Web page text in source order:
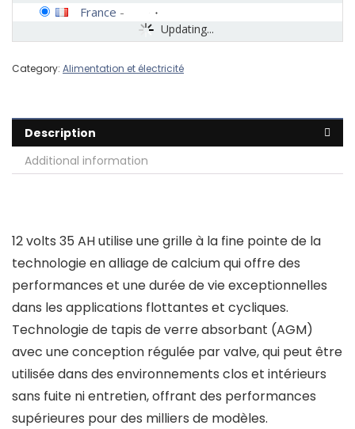
Updating...
France -
Category: Alimentation et électricité
Description
Additional information
12 volts 35 AH utilise une grille à la fine pointe de la
technologie en alliage de calcium qui offre des
performances et une durée de vie exceptionnelles
dans les applications flottantes et cycliques.
Technologie de tapis de verre absorbant (AGM)
avec une conception régulée par valve, qui peut être
utilisée dans des environnements clos et intérieurs
sans fuite ni entretien, offrant des performances
supérieures pour des milliers de modèles.